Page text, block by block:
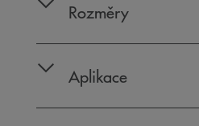
Rozměry
Aplikace